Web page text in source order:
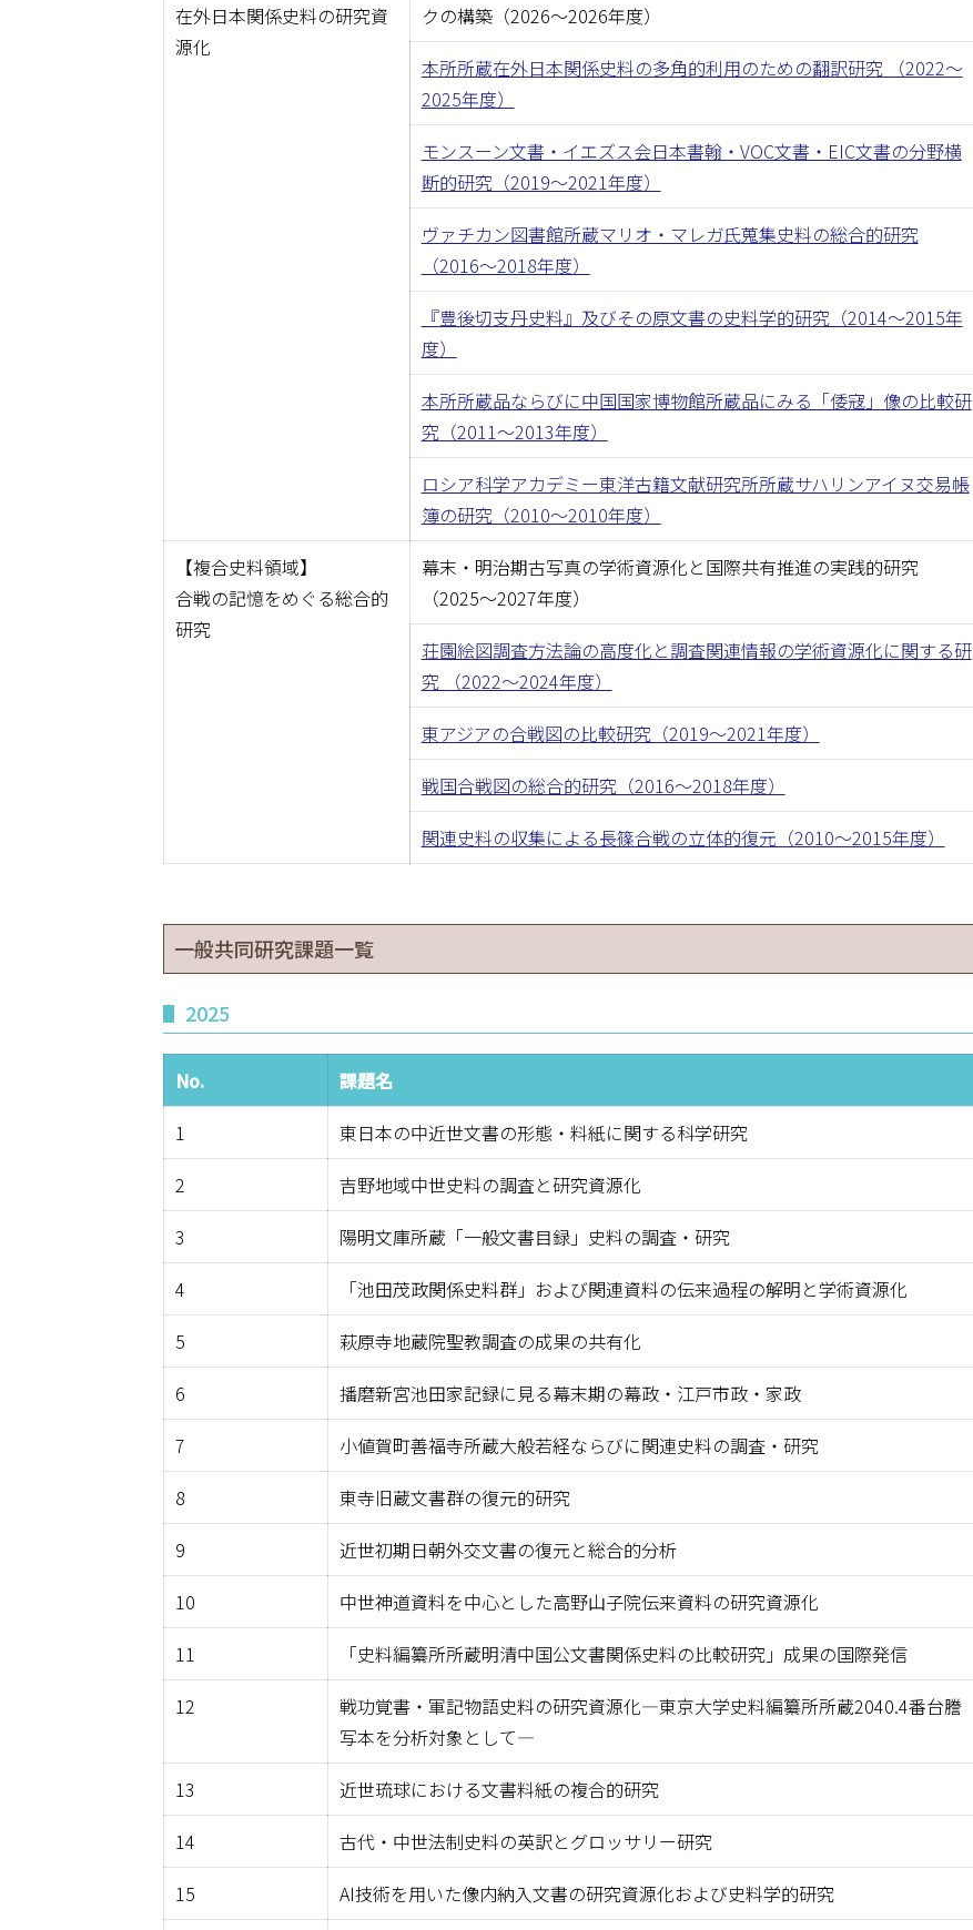
在外日本関係史料の研究資
源化
クの構築（2026〜2026年度）
本所所蔵在外日本関係史料の多角的利用のための翻訳研究 （2022〜
2025年度）
モンスーン文書・イエズス会日本書翰・VOC文書・EIC文書の分野横
断的研究（2019〜2021年度）
ヴァチカン図書館所蔵マリオ・マレガ氏蒐集史料の総合的研究
（2016〜2018年度）
『豊後切支丹史料』及びその原文書の史料学的研究（2014〜2015年
度）
本所所蔵品ならびに中国国家博物館所蔵品にみる「倭寇」像の比較研
究（2011〜2013年度）
ロシア科学アカデミー東洋古籍文献研究所所蔵サハリンアイヌ交易帳
簿の研究（2010〜2010年度）
【複合史料領域】
合戦の記憶をめぐる総合的
研究
幕末・明治期古写真の学術資源化と国際共有推進の実践的研究
（2025〜2027年度）
荘園絵図調査方法論の高度化と調査関連情報の学術資源化に関する研
究 （2022〜2024年度）
東アジアの合戦図の比較研究（2019〜2021年度）
戦国合戦図の総合的研究（2016〜2018年度）
関連史料の収集による長篠合戦の立体的復元（2010〜2015年度）
一般共同研究課題一覧
2025
No.
課題名
1
東日本の中近世文書の形態・料紙に関する科学研究
2
吉野地域中世史料の調査と研究資源化
3
陽明文庫所蔵「一般文書目録」史料の調査・研究
4
「池田茂政関係史料群」および関連資料の伝来過程の解明と学術資源化
5
萩原寺地蔵院聖教調査の成果の共有化
6
播磨新宮池田家記録に見る幕末期の幕政・江戸市政・家政
7
小値賀町善福寺所蔵大般若経ならびに関連史料の調査・研究
8
東寺旧蔵文書群の復元的研究
9
近世初期日朝外交文書の復元と総合的分析
10
中世神道資料を中心とした高野山子院伝来資料の研究資源化
11
「史料編纂所所蔵明清中国公文書関係史料の比較研究」成果の国際発信
12
戦功覚書・軍記物語史料の研究資源化―東京大学史料編纂所所蔵2040.4番台謄
写本を分析対象として―
13
近世琉球における文書料紙の複合的研究
14
古代・中世法制史料の英訳とグロッサリー研究
15
AI技術を用いた像内納入文書の研究資源化および史料学的研究